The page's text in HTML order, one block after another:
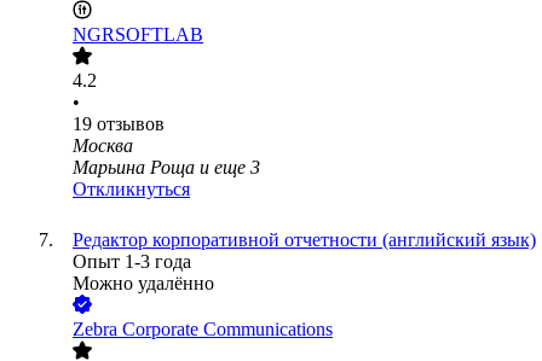
NGRSOFTLAB
4.2
•
19 отзывов
Москва
Марьина Роща и еще 3
Откликнуться
Редактор корпоративной отчетности (английский язык)
Опыт 1-3 года
Можно удалённо
Zebra Corporate Communications